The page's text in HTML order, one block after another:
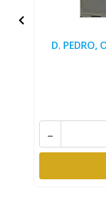
D. PEDRO,
-